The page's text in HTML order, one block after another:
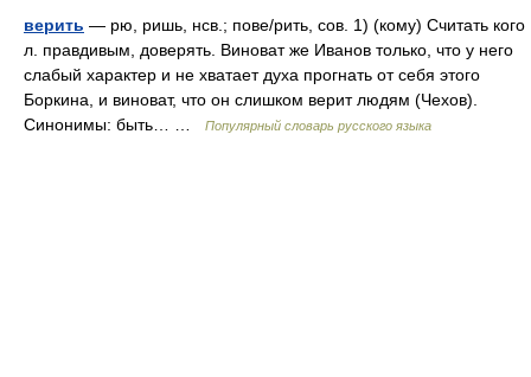
верить — рю, ришь, нсв.; пове/рить, сов. 1) (кому) Считать кого
л. правдивым, доверять. Виноват же Иванов только, что у него
слабый характер и не хватает духа прогнать от себя этого
Боркина, и виноват, что он слишком верит людям (Чехов).
Синонимы: быть… …
Популярный словарь русского языка